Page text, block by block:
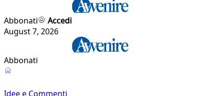
Abbonati
Accedi
August 7, 2026
Abbonati
Idee e Commenti